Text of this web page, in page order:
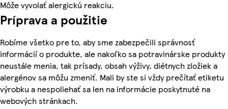
Môže vyvolať alergickú reakciu.
Príprava a použitie
Robíme všetko pre to, aby sme zabezpečili správnosť
informácií o produkte, ale nakoľko sa potravinárske produkty
neustále menia, tak prísady, obsah výživy, diétnych zložiek a
alergénov sa môžu zmeniť. Mali by ste si vždy prečítať etiketu
výrobku a nespoliehať sa len na informácie poskytnuté na
webových stránkach.